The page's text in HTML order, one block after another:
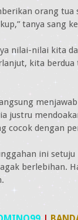
orang tua
tanya sang
nilai-nilai kita
kita berdua
justru
cocok dengan
ini setuju
berlebihan.